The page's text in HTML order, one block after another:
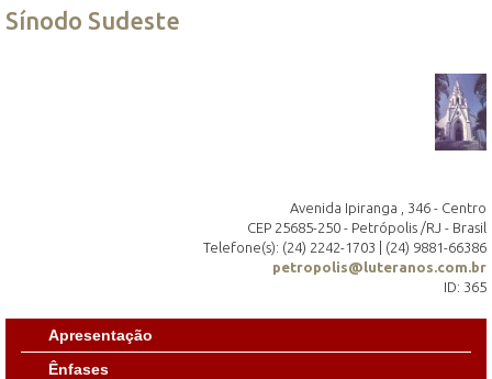
Sínodo Sudeste
Avenida Ipiranga , 346 - Centro
CEP 25685-250 - Petrópolis /RJ - Brasil
Telefone(s): (24) 2242-1703 | (24) 9881-66386
petropolis@luteranos.com.br
ID: 365
Apresentação
Ênfases